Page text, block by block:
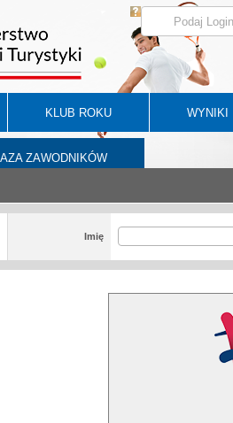
KLUB ROKU WYNIKI
ZAWODNIKÓW
Imię